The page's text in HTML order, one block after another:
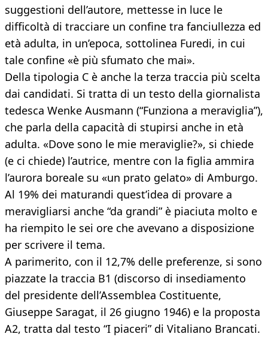
suggestioni dell’autore, mettesse in luce le
difficoltà di tracciare un confine tra fanciullezza ed
età adulta, in un’epoca, sottolinea Furedi, in cui
tale confine «è più sfumato che mai».
Della tipologia C è anche la terza traccia più scelta
dai candidati. Si tratta di un testo della giornalista
tedesca Wenke Ausmann (“Funziona a meraviglia”),
che parla della capacità di stupirsi anche in età
adulta. «Dove sono le mie meraviglie?», si chiede
(e ci chiede) l’autrice, mentre con la figlia ammira
l’aurora boreale su «un prato gelato» di Amburgo.
Al 19% dei maturandi quest’idea di provare a
meravigliarsi anche “da grandi” è piaciuta molto e
ha riempito le sei ore che avevano a disposizione
per scrivere il tema.
A parimerito, con il 12,7% delle preferenze, si sono
piazzate la traccia B1 (discorso di insediamento
del presidente dell’Assemblea Costituente,
Giuseppe Saragat, il 26 giugno 1946) e la proposta
A2, tratta dal testo “I piaceri” di Vitaliano Brancati.